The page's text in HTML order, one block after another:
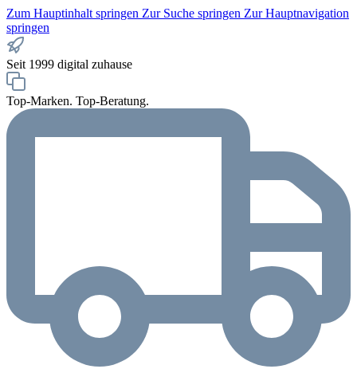
Zum Hauptinhalt springen Zur Suche springen Zur Hauptnavigation
springen
Seit 1999 digital zuhause
Top-Marken. Top-Beratung.